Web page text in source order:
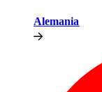
Alemania​​